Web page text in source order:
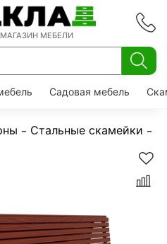
МЕБЕЛИ
Садовая мебель
Стальные скамейки